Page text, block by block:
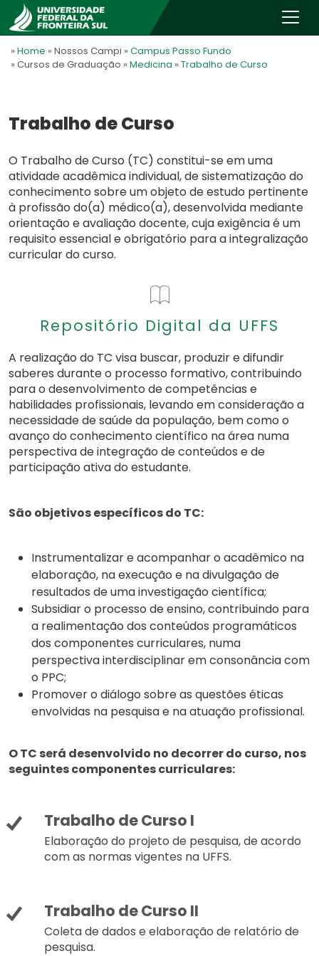
» Home » Nossos Campi » Campus Passo Fundo
» Cursos de Graduação » Medicina » Trabalho de Curso
Trabalho de Curso
O Trabalho de Curso (TC) constitui-se em uma
atividade acadêmica individual, de sistematização do
conhecimento sobre um objeto de estudo pertinente
à profissão do(a) médico(a), desenvolvida mediante
orientação e avaliação docente, cuja exigência é um
requisito essencial e obrigatório para a integralização
curricular do curso.
Repositório Digital da UFFS
A realização do TC visa buscar, produzir e difundir
saberes durante o processo formativo, contribuindo
para o desenvolvimento de competências e
habilidades profissionais, levando em consideração a
necessidade de saúde da população, bem como o
avanço do conhecimento científico na área numa
perspectiva de integração de conteúdos e de
participação ativa do estudante.
São objetivos específicos do TC:
Instrumentalizar e acompanhar o acadêmico na
elaboração, na execução e na divulgação de
resultados de uma investigação científica;
Subsidiar o processo de ensino, contribuindo para
a realimentação dos conteúdos programáticos
dos componentes curriculares, numa
perspectiva interdisciplinar em consonância com
o PPC;
Promover o diálogo sobre as questões éticas
envolvidas na pesquisa e na atuação profissional.
O TC será desenvolvido no decorrer do curso, nos
seguintes componentes curriculares:
Trabalho de Curso I
Elaboração do projeto de pesquisa, de acordo
com as normas vigentes na UFFS.
Trabalho de Curso II
Coleta de dados e elaboração de relatório de
pesquisa.